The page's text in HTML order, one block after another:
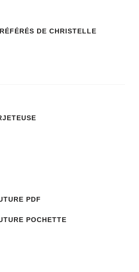
DE CHRISTELLE
PDF
POCHETTE